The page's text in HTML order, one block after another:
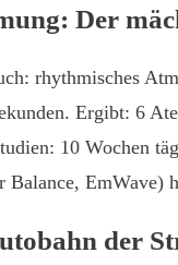
Der
rhythmisches
Ergibt: 6
10 Wochen
Balance, EmWave)
der